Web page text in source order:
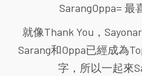
SarangOppa= 最
就像Thank You，
Sarang和Oppa已經成為
字，所以一起來